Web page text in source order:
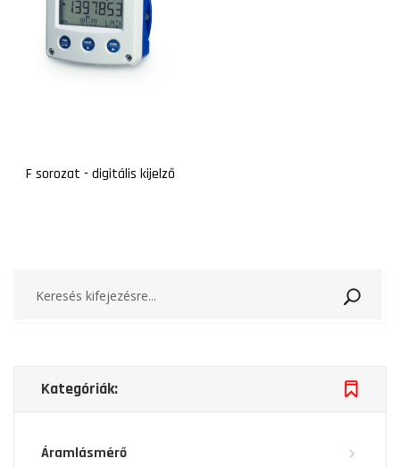
F sorozat - digitális kijelző
Kategóriák:
Áramlásmérő